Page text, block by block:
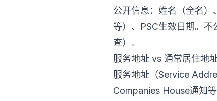
公开信息：姓名（全名
等）、PSC生效日期。
查）。
服务地址 vs 通常居住地
服务地址（Service
Companies House通知